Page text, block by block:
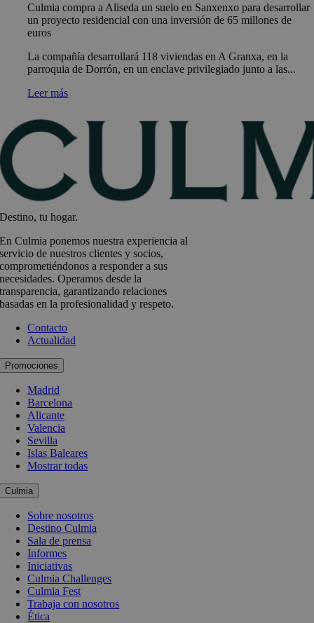
Culmia compra a Aliseda un suelo en Sanxenxo para desarrollar
un proyecto residencial con una inversión de 65 millones de
euros
La compañía desarrollará 118 viviendas en A Granxa, en la
parroquia de Dorrón, en un enclave privilegiado junto a las...
Leer más
Destino, tu hogar.
En Culmia ponemos nuestra experiencia al
servicio de nuestros clientes y socios,
comprometiéndonos a responder a sus
necesidades. Operamos desde la
transparencia, garantizando relaciones
basadas en la profesionalidad y respeto.
Contacto
Actualidad
Promociones
Madrid
Barcelona
Alicante
Valencia
Sevilla
Islas Baleares
Mostrar todas
Culmia
Sobre nosotros
Destino Culmia
Sala de prensa
Informes
Iniciativas
Culmia Challenges
Culmia Fest
Trabaja con nosotros
Ética